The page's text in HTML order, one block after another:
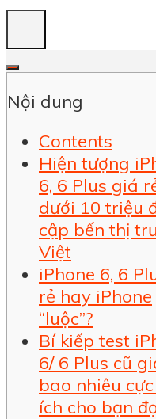
Nội dung
Contents
Hiện tượng
6, 6 Plus giá
dưới 10 triệu
cập bến thị
Việt
iPhone 6, 6
rẻ hay iPhone
“luộc”?
Bí kiếp test
6/ 6 Plus cũ
bao nhiêu
ích cho bạn